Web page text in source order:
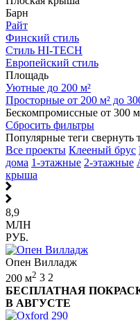
Барн
Райт
Финский стиль
Стиль HI-TECH
Европейский стиль
Площадь
Уютные до 200 м²
Просторные от 200 м² до
Бескомпромиссные от 300
Сбросить фильтры
Популярные теги свернуть
Все проекты Клееный брус
дома 1-этажные 2-этажные
крыша
8,9
МЛН
РУБ.
Опен Вилладж
200 м2 3 2
БЕСПЛАТНАЯ
В АВГУСТЕ